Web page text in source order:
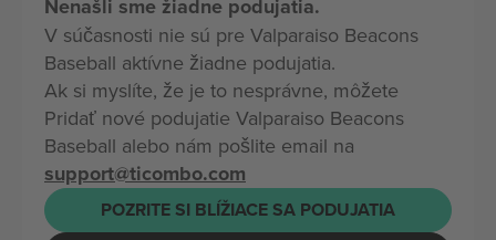
Nenašli sme žiadne podujatia.
V súčasnosti nie sú pre Valparaiso Beacons
Baseball aktívne žiadne podujatia.
Ak si myslíte, že je to nesprávne, môžete
Pridať nové podujatie Valparaiso Beacons
Baseball alebo nám pošlite email na
support@ticombo.com
POZRITE SI BLÍŽIACE SA PODUJATIA